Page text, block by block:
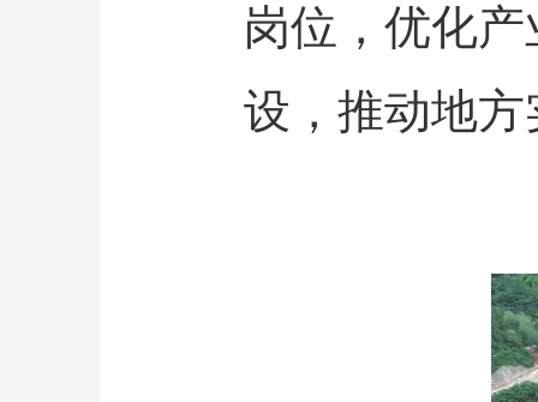
岗位，优化
设，推动地